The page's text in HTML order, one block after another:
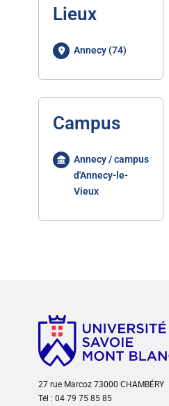
Lieux
Annecy (74)
Campus
Annecy / campus
d'Annecy-le-
Vieux
27 rue Marcoz 73000 CHAMBÉRY
Tél : 04 79 75 85 85